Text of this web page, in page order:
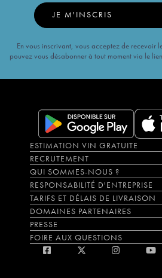
JE M'INSCRIS
En vous inscrivant, vous acceptez de recevoir
pouvez vous désabonner à tout moment via le
ESTIMATION VIN GRATUITE
RECRUTEMENT
QUI SOMMES-NOUS ?
RESPONSABILITÉ D'ENTREPRISE
TARIFS ET DÉLAIS DE LIVRAISON
DOMAINES PARTENAIRES
PRESSE
FOIRE AUX QUESTIONS